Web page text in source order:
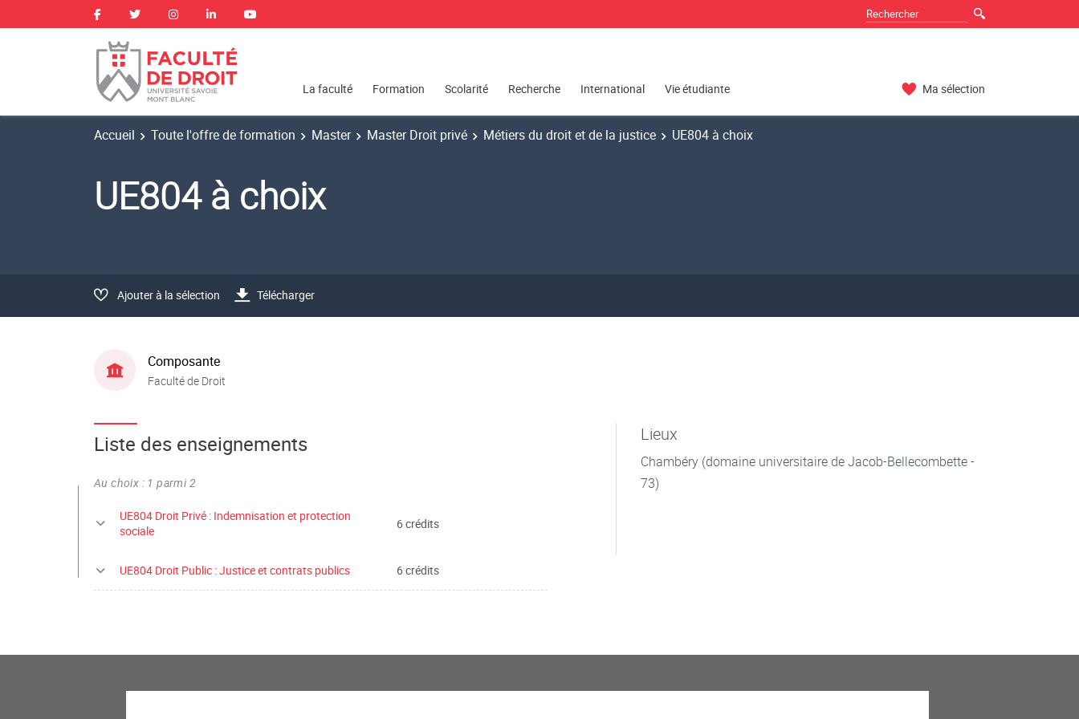
La faculté Formation Scolarité Recherche International Vie étudiante Ma sélection
Accueil Toute l'offre de formation Master Master Droit privé Métiers du droit et de la justice UE804 à choix
UE804 à choix
Ajouter à la sélection Télécharger
Composante
Faculté de Droit
Liste des enseignements
Au choix : 1 parmi 2
UE804 Droit Privé : Indemnisation et protection
sociale
6 crédits
UE804 Droit Public : Justice et contrats publics 6 crédits
Lieux
Chambéry (domaine universitaire de Jacob-Bellecombette -
73)